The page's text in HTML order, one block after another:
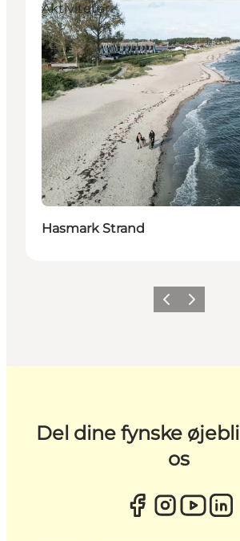
Aktiviteter
Hasmark Strand
ForrigeNæste
Del dine fynske
os